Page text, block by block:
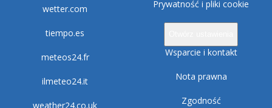
wetter.com
tiempo.es
meteos24.fr
ilmeteo24.it
weather24.co.uk
Prywatność i pliki cookie
Wsparcie i kontakt
Nota prawna
Zgodność